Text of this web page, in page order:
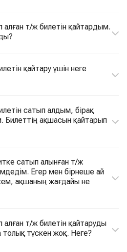
т/ж билетін қайтардым.
қайтару үшін неге
сатып алдым, бірақ
Билеттің ақшасын қайтарып
сатып алынған т/ж
Егер мен бірнеше ай
ақшаның жағдайы не
т/ж билетін қайтаруды
толық түскен жоқ. Неге?